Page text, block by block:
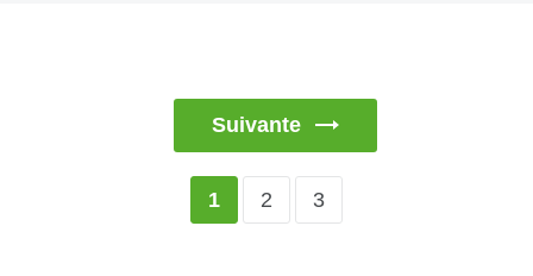
Suivante
1 2 3